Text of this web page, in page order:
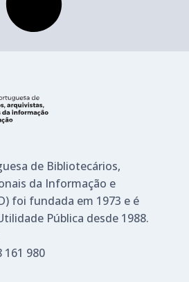
de Bibliotecários,
da Informação e
foi fundada em 1973 e é
Pública desde 1988.
161 980